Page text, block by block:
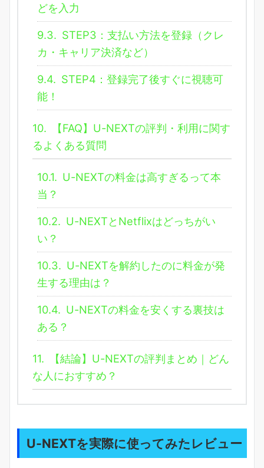
どを入力
9.3. STEP3：支払い方法を登録（クレ
カ・キャリア決済など）
9.4. STEP4：登録完了後すぐに視聴可
能！
10.
【FAQ】U-NEXTの評判・利用に関す
るよくある質問
10.1. U-NEXTの料金は高すぎるって本
当？
10.2. U-NEXTとNetflixはどっちがい
い？
10.3. U-NEXTを解約したのに料金が発
生する理由は？
10.4. U-NEXTの料金を安くする裏技は
ある？
11.
【結論】U-NEXTの評判まとめ｜どん
な人におすすめ？
U-NEXTを実際に使ってみたレビュー